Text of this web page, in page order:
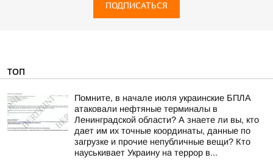
ПОДПИСАТЬСЯ
ТОП
Помните, в начале июля украинские БПЛА
атаковали нефтяные терминалы в
Ленинградской области? А знаете ли вы, кто
дает им их точные координаты, данные по
загрузке и прочие непубличные вещи? Кто
науськивает Украину на террор в...